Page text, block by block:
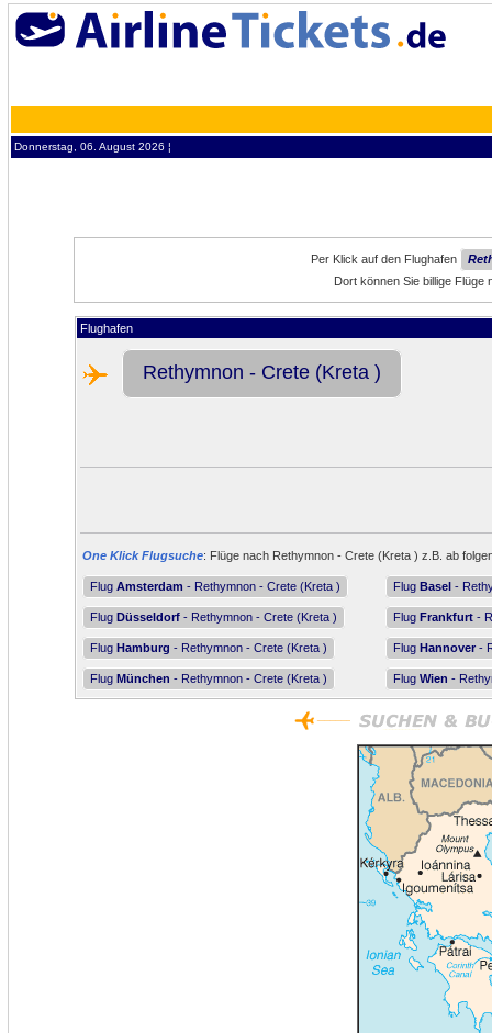
Donnerstag, 06. August 2026 ¦
Per Klick auf den Flughafen
Dort können Sie billige
Flughafen
Rethymnon - Crete (Kreta )
One Klick Flugsuche: Flüge nach Rethymnon - Crete (Kreta ) z.B. ab
Flug Amsterdam - Rethymnon - Crete (Kreta ) Flug Basel -
Flug Düsseldorf - Rethymnon - Crete (Kreta ) Flug Frankfurt -
Flug Hamburg - Rethymnon - Crete (Kreta ) Flug Hannover -
Flug München - Rethymnon - Crete (Kreta ) Flug Wien -